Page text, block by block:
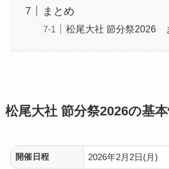
まとめ
松尾大社 節分祭2026
松尾大社 節分祭2026の基
開催日程 2026年2月2日(月)